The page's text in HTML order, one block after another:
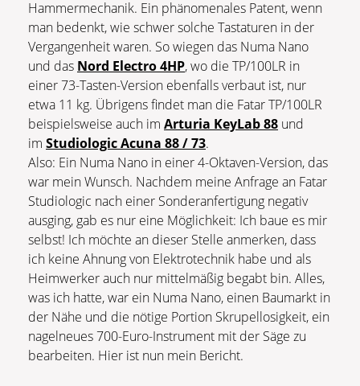
Hammermechanik. Ein phänomenales Patent, wenn
man bedenkt, wie schwer solche Tastaturen in der
Vergangenheit waren. So wiegen das Numa Nano
und das Nord Electro 4HP, wo die TP/100LR in
einer 73-Tasten-Version ebenfalls verbaut ist, nur
etwa 11 kg. Übrigens findet man die Fatar TP/100LR
beispielsweise auch im Arturia KeyLab 88 und
im Studiologic Acuna 88 / 73.
Also: Ein Numa Nano in einer 4-Oktaven-Version, das
war mein Wunsch. Nachdem meine Anfrage an Fatar
Studiologic nach einer Sonderanfertigung negativ
ausging, gab es nur eine Möglichkeit: Ich baue es mir
selbst! Ich möchte an dieser Stelle anmerken, dass
ich keine Ahnung von Elektrotechnik habe und als
Heimwerker auch nur mittelmäßig begabt bin. Alles,
was ich hatte, war ein Numa Nano, einen Baumarkt in
der Nähe und die nötige Portion Skrupellosigkeit, ein
nagelneues 700-Euro-Instrument mit der Säge zu
bearbeiten. Hier ist nun mein Bericht.